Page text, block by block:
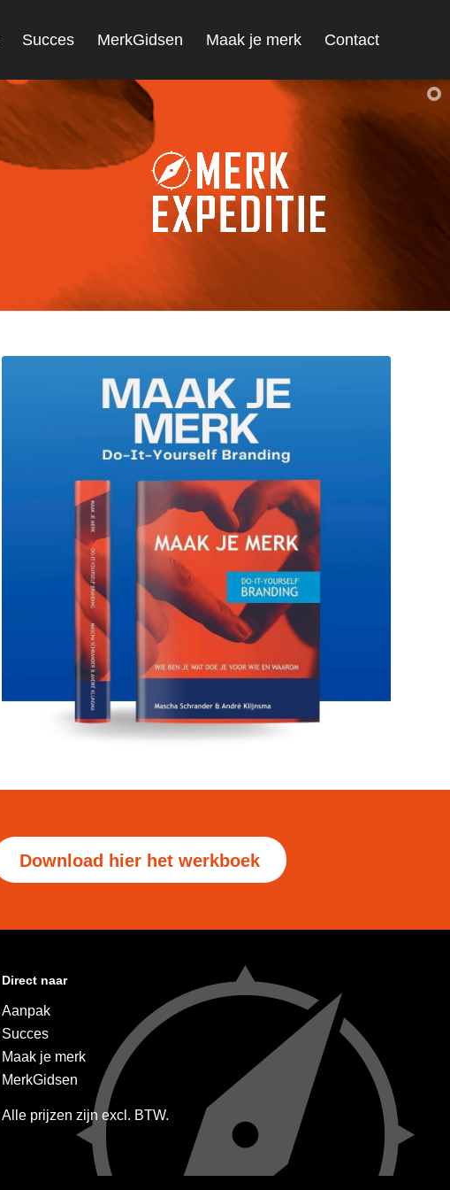
Succes MerkGidsen Maak je merk Contact
Download hier het werkboek
Direct naar
Aanpak
Succes
Maak je merk
MerkGidsen
Alle prijzen zijn excl. BTW.